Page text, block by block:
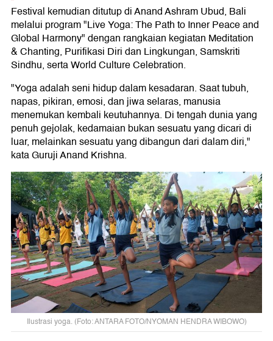
Festival kemudian ditutup di Anand Ashram Ubud, Bali
melalui program "Live Yoga: The Path to Inner Peace and
Global Harmony" dengan rangkaian kegiatan Meditation
& Chanting, Purifikasi Diri dan Lingkungan, Samskriti
Sindhu, serta World Culture Celebration.
"Yoga adalah seni hidup dalam kesadaran. Saat tubuh,
napas, pikiran, emosi, dan jiwa selaras, manusia
menemukan kembali keutuhannya. Di tengah dunia yang
penuh gejolak, kedamaian bukan sesuatu yang dicari di
luar, melainkan sesuatu yang dibangun dari dalam diri,"
kata Guruji Anand Krishna.
Ilustrasi yoga. (Foto: ANTARA FOTO/NYOMAN HENDRA WIBOWO)